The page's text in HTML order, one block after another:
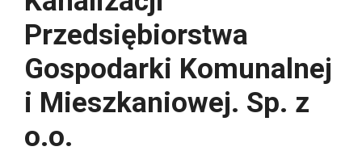
Przedsiębiorstwa
Gospodarki Komunalnej
i Mieszkaniowej. Sp. z
o.o.